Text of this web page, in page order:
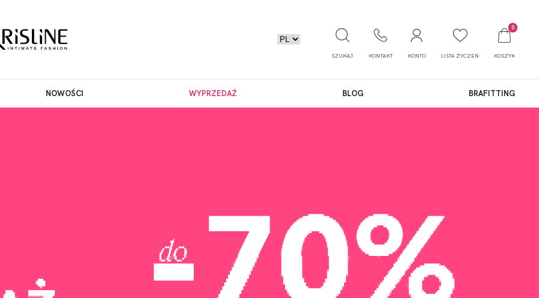
SZUKAJ KONTAKT KONTO LISTA ŻYCZEŃ
0
KOSZYK
NOWOŚCI WYPRZEDAŻ BLOG BRAFITTING